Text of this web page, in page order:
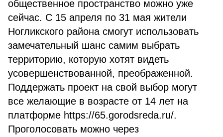
общественное пространство можно уже
сейчас. С 15 апреля по 31 мая жители
Ногликского района смогут использовать
замечательный шанс самим выбрать
территорию, которую хотят видеть
усовершенствованной, преображенной.
Поддержать проект на свой выбор могут
все желающие в возрасте от 14 лет на
платформе https://65.gorodsreda.ru/.
Проголосовать можно через